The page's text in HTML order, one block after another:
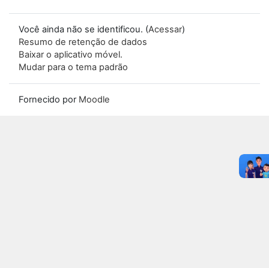
Você ainda não se identificou. (Acessar)
Resumo de retenção de dados
Baixar o aplicativo móvel.
Mudar para o tema padrão
Fornecido por Moodle